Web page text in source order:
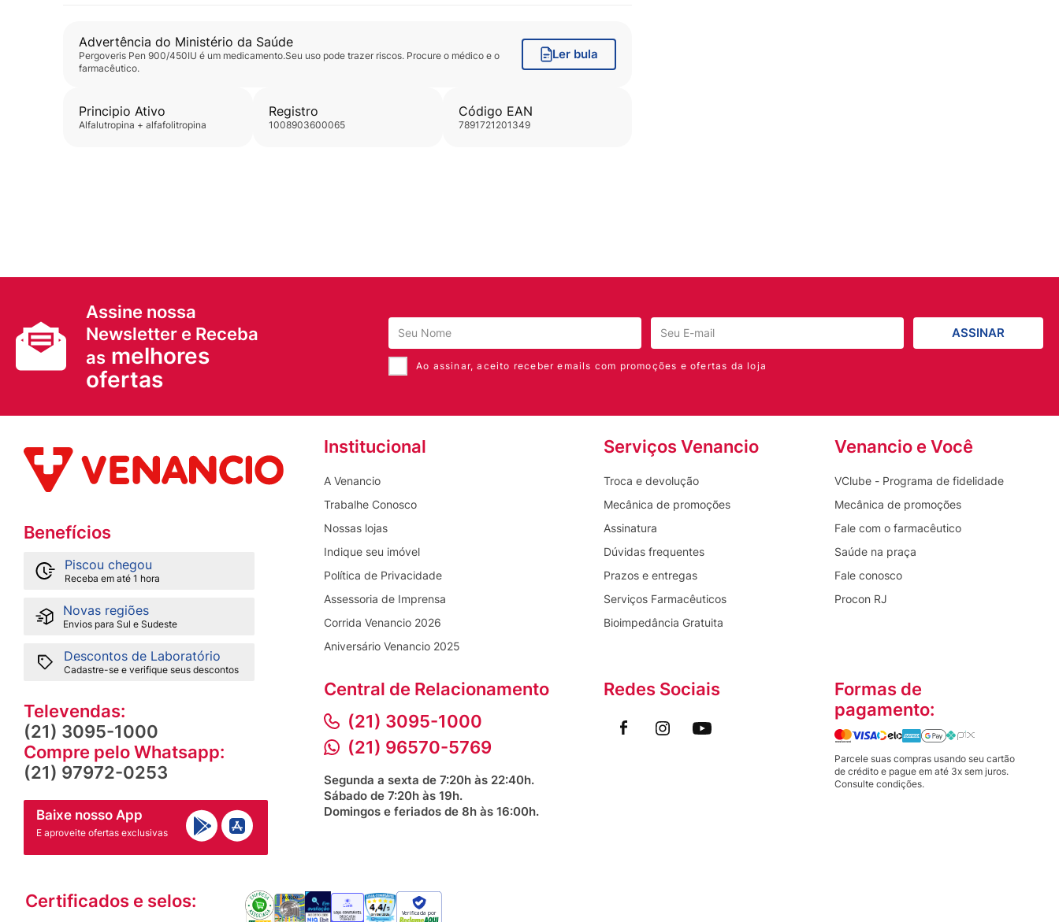
Advertência do Ministério da Saúde
Pergoveris Pen 900/450IU é um medicamento.Seu uso pode trazer riscos. Procure o médico e o
farmacêutico.
Ler bula
Principio Ativo
alfalutropina + alfafolitropina
Registro
1008903600065
Código EAN
7891721201349
Assine nossa
Newsletter e Receba
as melhores
ofertas
ASSINAR
Ao assinar, aceito receber emails com promoções e ofertas da loja
Benefícios
Piscou chegou
Receba em até 1 hora
Novas regiões
Envios para Sul e Sudeste
Descontos de Laboratório
Cadastre-se e verifique seus descontos
Televendas:
(21) 3095-1000
Compre pelo Whatsapp:
(21) 97972-0253
Baixe nosso App
E aproveite ofertas exclusivas
Institucional
A Venancio
Trabalhe Conosco
Nossas lojas
Indique seu imóvel
Política de Privacidade
Assessoria de Imprensa
Corrida Venancio 2026
Aniversário Venancio 2025
Serviços Venancio
Troca e devolução
Mecânica de promoções
Assinatura
Dúvidas frequentes
Prazos e entregas
Serviços Farmacêuticos
Bioimpedância Gratuita
Venancio e Você
VClube - Programa de fidelidade
Mecânica de promoções
Fale com o farmacêutico
Saúde na praça
Fale conosco
Procon RJ
Central de Relacionamento
(21) 3095-1000
(21) 96570-5769
Segunda a sexta de 7:20h às 22:40h.
Sábado de 7:20h às 19h.
Domingos e feriados de 8h às 16:00h.
Redes Sociais
Formas de
pagamento:
Parcele suas compras usando seu cartão
de crédito e pague em até 3x sem juros.
Consulte condições.
Certificados e selos:
Verificada por